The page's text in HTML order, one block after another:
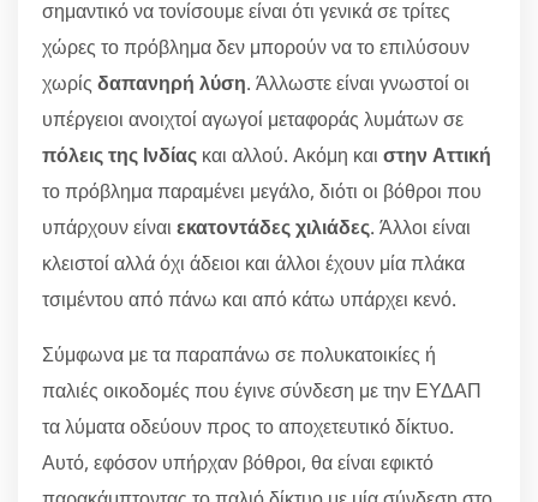
σημαντικό να τονίσουμε είναι ότι γενικά σε τρίτες
χώρες το πρόβλημα δεν μπορούν να το επιλύσουν
χωρίς δαπανηρή λύση. Άλλωστε είναι γνωστοί οι
υπέργειοι ανοιχτοί αγωγοί μεταφοράς λυμάτων σε
πόλεις της Ινδίας και αλλού. Ακόμη και στην Αττική
το πρόβλημα παραμένει μεγάλο, διότι οι βόθροι που
υπάρχουν είναι εκατοντάδες χιλιάδες. Άλλοι είναι
κλειστοί αλλά όχι άδειοι και άλλοι έχουν μία πλάκα
τσιμέντου από πάνω και από κάτω υπάρχει κενό.
Σύμφωνα με τα παραπάνω σε πολυκατοικίες ή
παλιές οικοδομές που έγινε σύνδεση με την ΕΥΔΑΠ
τα λύματα οδεύουν προς το αποχετευτικό δίκτυο.
Αυτό, εφόσον υπήρχαν βόθροι, θα είναι εφικτό